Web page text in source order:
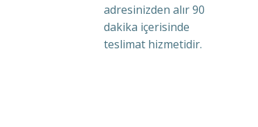
adresinizden alır 90
dakika içerisinde
teslimat hizmetidir.